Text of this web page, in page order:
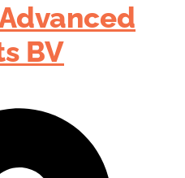
BV